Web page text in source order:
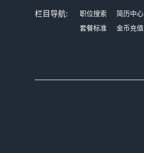
栏目导航: 职位搜索 简历中心
套餐标准
金币充值